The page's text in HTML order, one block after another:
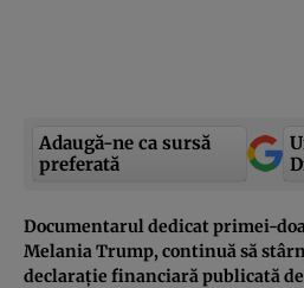
Adaugă-ne ca sursă
preferată
Documentarul dedicat primei-
Melania Trump, continuă să
declarație financiară publicată